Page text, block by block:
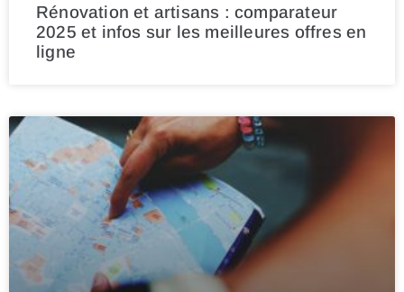
Rénovation et artisans : comparateur
2025 et infos sur les meilleures offres en
ligne